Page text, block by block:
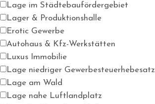
Lage im Städtebaufördergebiet
Lager & Produktionshalle
Erotic Gewerbe
Autohaus & Kfz-Werkstätten
Luxus Immobilie
Lage niedriger Gewerbesteuerhebesatz
Lage am Wald
Lage nahe Luftlandplatz